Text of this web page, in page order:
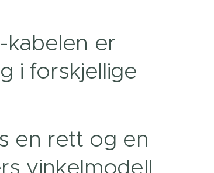
kabelen er
i forskjellige
en rett og en
vinkelmodell.